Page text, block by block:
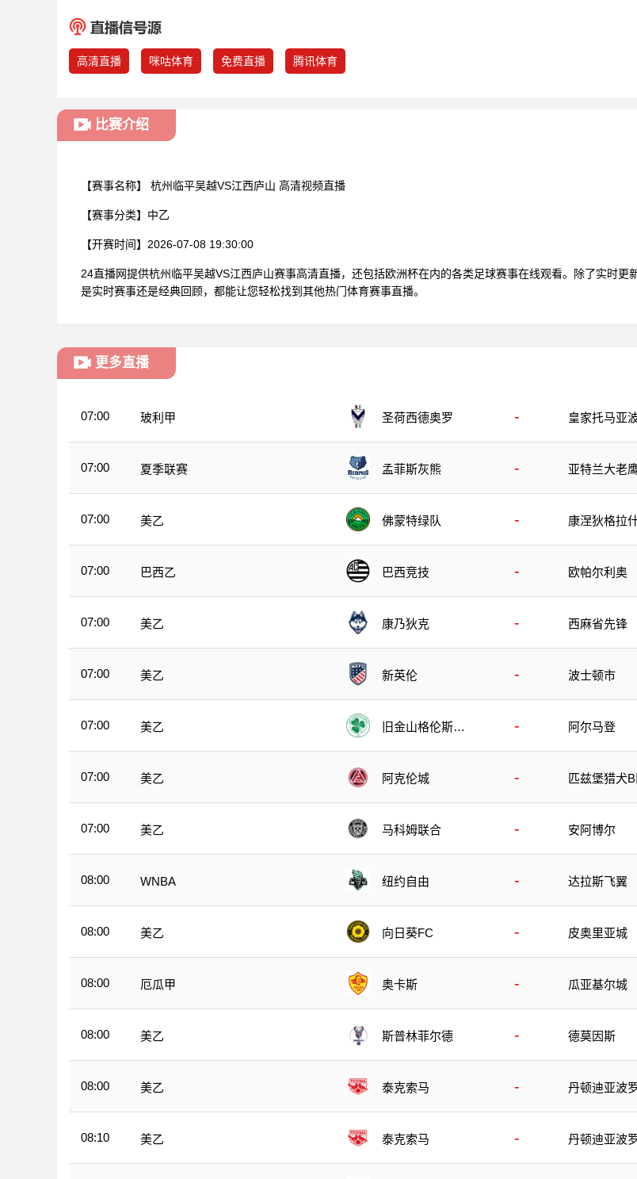
高清直播 咪咕体育 免费直播 腾讯体育
比赛介绍
【赛事名称】 杭州临平吴越VS江西庐山 高清视频直播
【赛事分类】 中乙
【开赛时间】 2026-07-08 19:30:00
24直播网提供杭州临平吴越VS江西庐山赛事高清直播，还包括欧洲杯在内的各类足球赛事在线观看。除了实时
是实时赛事还是经典回顾，都能让您轻松找到其他热门体育赛事直播。
更多直播
07:00 玻利甲 圣荷西德奥罗 - 皇家托马亚
07:00 夏季联赛 孟菲斯灰熊 - 亚特兰大老
07:00 美乙 佛蒙特绿队 - 康涅狄格拉
07:00 巴西乙 巴西竞技 - 欧帕尔利奥
07:00 美乙 康乃狄克 - 西麻省先锋
07:00 美乙 新英伦 - 波士顿市
07:00 美乙
旧金山格伦斯S
- 阿尔马登
07:00 美乙 阿克伦城 - 匹兹堡猎犬B
07:00 美乙 马科姆联合 - 安阿博尔
08:00 WNBA 纽约自由 - 达拉斯飞翼
08:00 美乙 向日葵FC - 皮奥里亚城
08:00 厄瓜甲 奥卡斯 - 瓜亚基尔城
08:00 美乙 斯普林菲尔德 - 德莫因斯
08:00 美乙 泰克索马 - 丹顿迪亚波
08:10 美乙 泰克索马 - 丹顿迪亚波